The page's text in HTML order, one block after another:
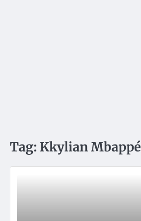
Tag: Kkylian Mbappé